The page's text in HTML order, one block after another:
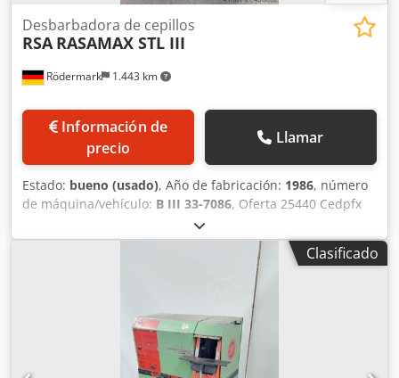
Rödermark 1.443 km
Desbarbadora de cepillos
RSA RASAMAX STL III
Información de
precio
Llamar
Estado: bueno (usado), Año de fabricación: 1986, número
de máquina/vehículo: B III 33-7086, Oferta 25440 Cedpfx
Agjzrv Daeqsha Datos técnicos: - Diámetro del cepillo 250
mm - Ancho del cepillo 60 mm - Velocidad del disco 1500 /
3000 rpm - Motor 400 V / 1,0 / 1,4 kW - Altura de trabajo
900 mm - Espacio requerido, aprox. A 650 x Al 1150 x P 450
Clasificado